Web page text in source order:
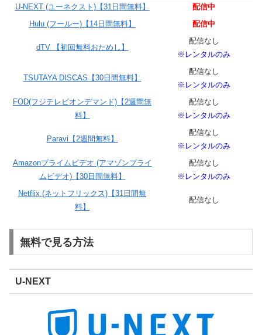
U-NEXT (ユーネクスト)【31日間無料】
配信中
Hulu (フールー)【14日間無料】
配信中
dTV 【初回無料おためし】
配信なし
※レンタルのみ
TSUTAYA DISCAS【30日間無料】
配信なし
※レンタルのみ
FOD(フジテレビオンデマンド)【2週間無
料】
配信なし
※レンタルのみ
Paravi【2週間無料】
配信なし
※レンタルのみ
Amazonプライムビデオ (アマゾンプライ
ムビデオ)【30日間無料】
配信なし
※レンタルのみ
Netflix (ネットフリックス)【31日間無
料】
配信なし
無料で見る方法
U-NEXT